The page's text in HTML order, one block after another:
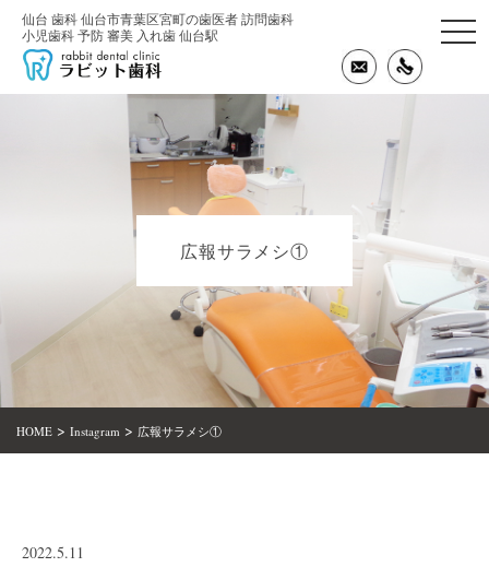
仙台 歯科 仙台市青葉区宮町の歯医者 訪問歯科
小児歯科 予防 審美 入れ歯 仙台駅
広報サラメシ①
HOME > Instagram > 広報サラメシ①
2022.5.11